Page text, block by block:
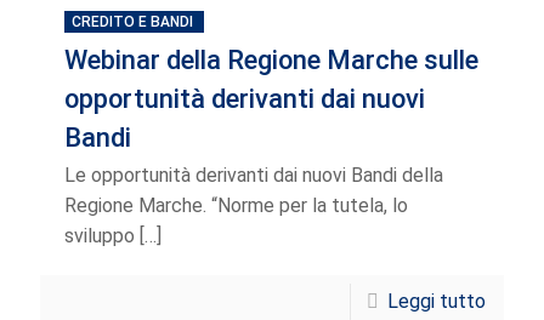
CREDITO E BANDI
Webinar della Regione Marche sulle
opportunità derivanti dai nuovi
Bandi
Le opportunità derivanti dai nuovi Bandi della
Regione Marche. “Norme per la tutela, lo
sviluppo […]
Leggi tutto